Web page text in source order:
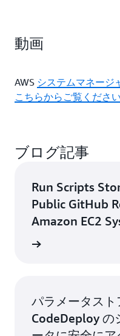
動画
AWS システムマネージ
こちらからご覧ください
ブログ記事
Run Scripts
Public GitHub
Amazon EC2
パラメータスト
CodeDeploy の